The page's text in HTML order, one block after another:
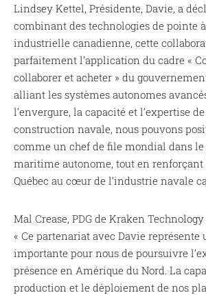
Lindsey Kettel, Présidente, Davie, a
combinant des technologies de pointe
industrielle canadienne, cette
parfaitement l’application du cadre «
collaborer et acheter » du
alliant les systèmes autonomes
l’envergure, la capacité et l’expertise
construction navale, nous pouvons
comme un chef de file mondial dans
maritime autonome, tout en
Québec au cœur de l’industrie navale
Mal Crease, PDG de Kraken
« Ce partenariat avec Davie représente
importante pour nous de poursuivre
présence en Amérique du Nord. La
production et le déploiement de nos